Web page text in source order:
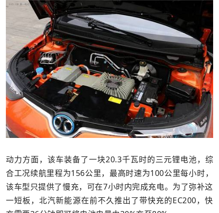
动力方面，该车装备了一块20.3千瓦时的三元锂电池，综
合工况续航里程为156公里，最高时速为100公里每小时，
该车型只提供了慢充，可在7小时内完成充电。为了弥补这
一短板，北汽新能源在前不久推出了带快充的EC200，快